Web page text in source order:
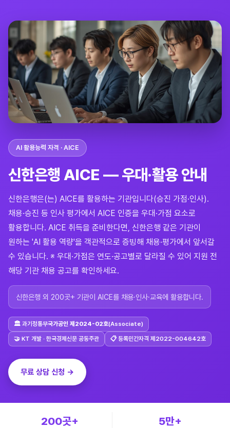
AI 활용능력 자격 · AICE
신한은행 AICE — 우대·활용 안내
신한은행은(는) AICE를 활용하는 기관입니다(승진 가점·인사).
채용·승진 등 인사 평가에서 AICE 인증을 우대·가점 요소로
활용합니다. AICE 취득을 준비한다면, 신한은행 같은 기관이
원하는 'AI 활용 역량'을 객관적으로 증빙해 채용·평가에서 앞서갈
수 있습니다. ※ 우대·가점은 연도·공고별로 달라질 수 있어 지원 전
해당 기관 채용 공고를 확인하세요.
신한은행 외 200곳+ 기관이 AICE를 채용·인사·교육에 활용합니다.
🏛 과기정통부국가공인 제2024-02호(Associate)
🤝 KT 개발 · 한국경제신문 공동주관 📋 등록민간자격 제2022-004642호
무료 상담 신청 →
200곳+ 5만+